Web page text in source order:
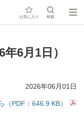
お気に入り 検索
6月1日）
2026年06月01日
（PDF：646.9 KB）